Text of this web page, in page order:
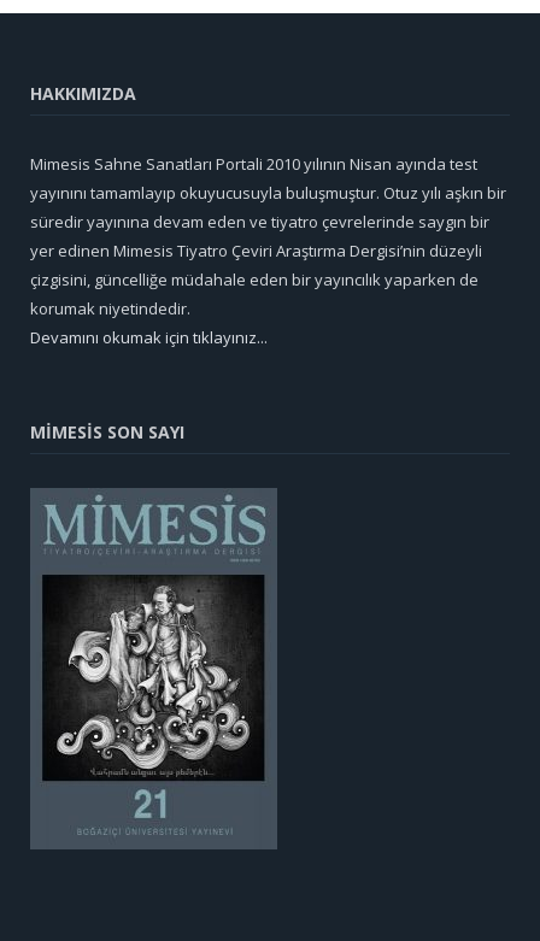
HAKKIMIZDA
Mimesis Sahne Sanatları Portali 2010 yılının Nisan ayında test
yayınını tamamlayıp okuyucusuyla buluşmuştur. Otuz yılı aşkın bir
süredir yayınına devam eden ve tiyatro çevrelerinde saygın bir
yer edinen Mimesis Tiyatro Çeviri Araştırma Dergisi’nin düzeyli
çizgisini, güncelliğe müdahale eden bir yayıncılık yaparken de
korumak niyetindedir.
Devamını okumak için tıklayınız...
MİMESİS SON SAYI